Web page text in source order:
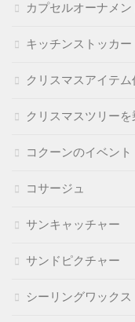
カプセルオーナメン
キッチンストッカー
クリスマスアイテム
クリスマスツリー
コクーンのイベン
コサージュ
サンキャッチャー
サンドピクチャー
シーリングワックス